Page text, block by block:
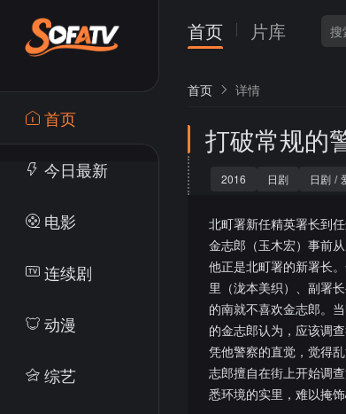
首页
今日最新
电影
连续剧
动漫
综艺
首页 片库
首页 详情
打破常规的
2016 日剧 日剧 /
北町署新任精英署长到
金志郎（玉木宏）事前
他正是北町署的新署长
里（泷本美织）、副署
的南就不喜欢金志郎。
的金志郎认为，应该调
凭他警察的直觉，觉得
志郎擅自在街上开始调
悉环境的实里，难以掩